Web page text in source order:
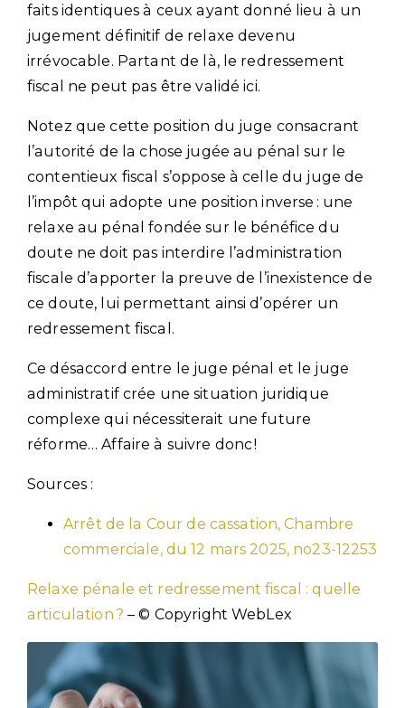
faits identiques à ceux ayant donné lieu à un
jugement définitif de relaxe devenu
irrévocable. Partant de là, le redressement
fiscal ne peut pas être validé ici.
Notez que cette position du juge consacrant
l’autorité de la chose jugée au pénal sur le
contentieux fiscal s’oppose à celle du juge de
l’impôt qui adopte une position inverse : une
relaxe au pénal fondée sur le bénéfice du
doute ne doit pas interdire l’administration
fiscale d’apporter la preuve de l’inexistence de
ce doute, lui permettant ainsi d’opérer un
redressement fiscal.
Ce désaccord entre le juge pénal et le juge
administratif crée une situation juridique
complexe qui nécessiterait une future
réforme… Affaire à suivre donc !
Sources :
Arrêt de la Cour de cassation, Chambre
commerciale, du 12 mars 2025, no23-12253
Relaxe pénale et redressement fiscal : quelle
articulation ?– © Copyright WebLex